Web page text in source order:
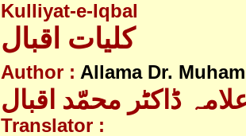
Kulliyat-e-Iqbal
کلیات اقبال
Author : Allama Dr.
ڈاکٹر محمّد اقبال
Translator :